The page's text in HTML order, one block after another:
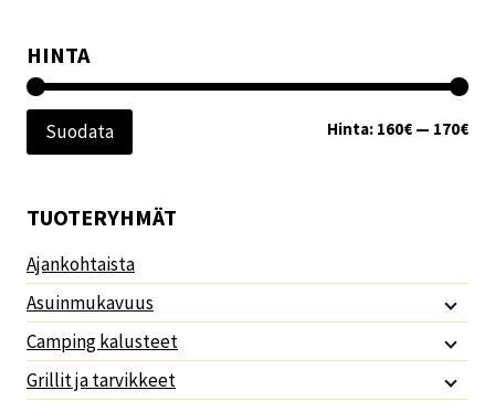
HINTA
Suodata Hinta: 160€ — 170€
TUOTERYHMÄT
Ajankohtaista
Asuinmukavuus
Camping kalusteet
Grillit ja tarvikkeet